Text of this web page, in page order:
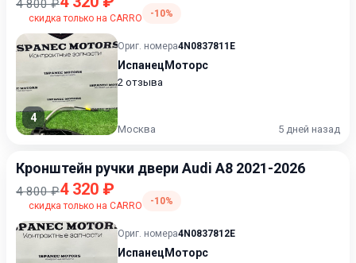
4 800 ₽
скидка только на CARRO -10%
4
Ориг. номера4N0837811E
ИспанецМоторс
2 отзыва
Москва 5 дней назад
Кронштейн ручки двери Audi A8 2021-2026
4 800 ₽4 320 ₽
скидка только на CARRO -10%
Ориг. номера4N0837812E
ИспанецМоторс